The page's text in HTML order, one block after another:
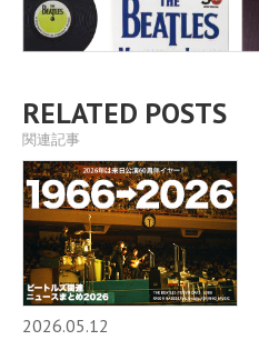
RELATED POSTS
関連記事
2026.05.12